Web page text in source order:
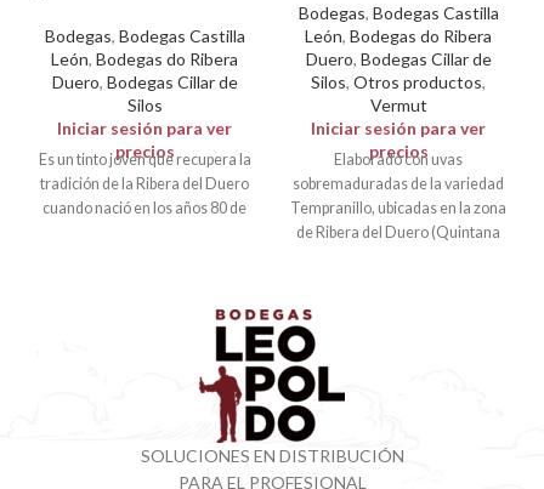
Bodegas, Bodegas Castilla
León,Bodegas do Ribera
Duero, Bodegas Cillar de
Silos
Iniciar sesión para ver
precios
Es un tinto joven que recupera la
tradición de la Ribera del Duero
cuando nació en los años 80 de
Bodegas, Bodegas Castilla
León,Bodegas do Ribera
Duero, Bodegas Cillar de
Silos,Otros productos,
Vermut
Iniciar sesión para ver
precios
Elaborado con uvas
sobremaduradas de la variedad
Tempranillo, ubicadas en la zona
de Ribera del Duero (Quintana
SOLUCIONES EN DISTRIBUCIÓN
PARA EL PROFESIONAL